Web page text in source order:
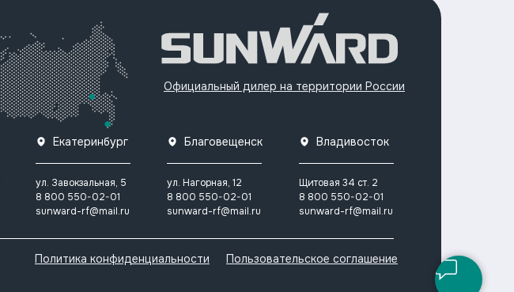
Владивосток
Щитовая 34 ст. 2
8 800 550-02-01
sunward-rf@mail.ru
Благовещенск
ул. Нагорная, 12
8 800 550-02-01
sunward-rf@mail.ru
Екатеринбург
ул. Завокзальная, 5
8 800 550-02-01
sunward-rf@mail.ru
Политика конфиденциальности Пользовательское соглашение
Официальный дилер на территории России